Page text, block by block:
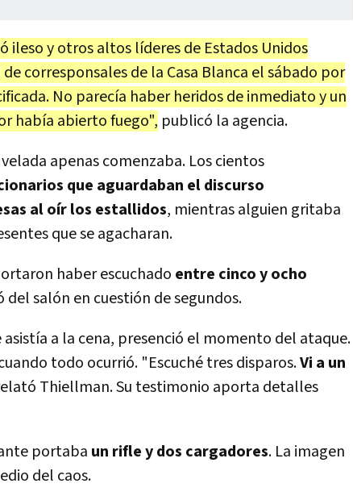
y otros altos líderes de Estados Unidos
corresponsales de la Casa Blanca el sábado por
No parecía haber heridos de inmediato y un
había abierto fuego", publicó la agencia.
apenas comenzaba. Los cientos
que aguardaban el discurso
al oír los estallidos, mientras alguien gritaba
que se agacharan.
haber escuchado entre cinco y ocho
del salón en cuestión de segundos.
a la cena, presenció el momento del ataque.
todo ocurrió. "Escuché tres disparos.Vi a un
Thiellman. Su testimonio aporta detalles
portaba un rifle y dos cargadores. La imagen
del caos.